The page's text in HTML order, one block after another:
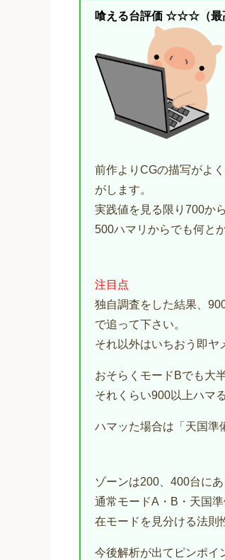
喰える台評価 ☆☆☆（最
前作よりCGの描写がよ
がします。
実践値を見る限り700か
500ハマリからでも何と
注目点
独自調査をした結果、
で追って下さい。
それ以外はいちおう即ヤ
おそらくモードBでも大
それくらい900以上ハマ
ハマッた場合は「天国準
ゾーンは200、400台に
通常モードA・B・天国
在モードを見分ける法則
今後解析が出てピンポイ